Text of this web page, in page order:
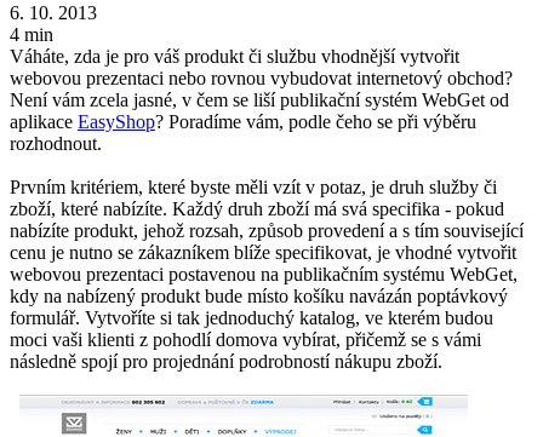
6. 10. 2013
4 min
Váháte, zda je pro váš produkt či službu vhodnější vytvořit
webovou prezentaci nebo rovnou vybudovat internetový obchod?
Není vám zcela jasné, v čem se liší publikační systém WebGet od
aplikace EasyShop? Poradíme vám, podle čeho se při výběru
rozhodnout.
Prvním kritériem, které byste měli vzít v potaz, je druh služby či
zboží, které nabízíte. Každý druh zboží má svá specifika - pokud
nabízíte produkt, jehož rozsah, způsob provedení a s tím související
cenu je nutno se zákazníkem blíže specifikovat, je vhodné vytvořit
webovou prezentaci postavenou na publikačním systému WebGet,
kdy na nabízený produkt bude místo košíku navázán poptávkový
formulář. Vytvoříte si tak jednoduchý katalog, ve kterém budou
moci vaši klienti z pohodlí domova vybírat, přičemž se s vámi
následně spojí pro projednání podrobností nákupu zboží.